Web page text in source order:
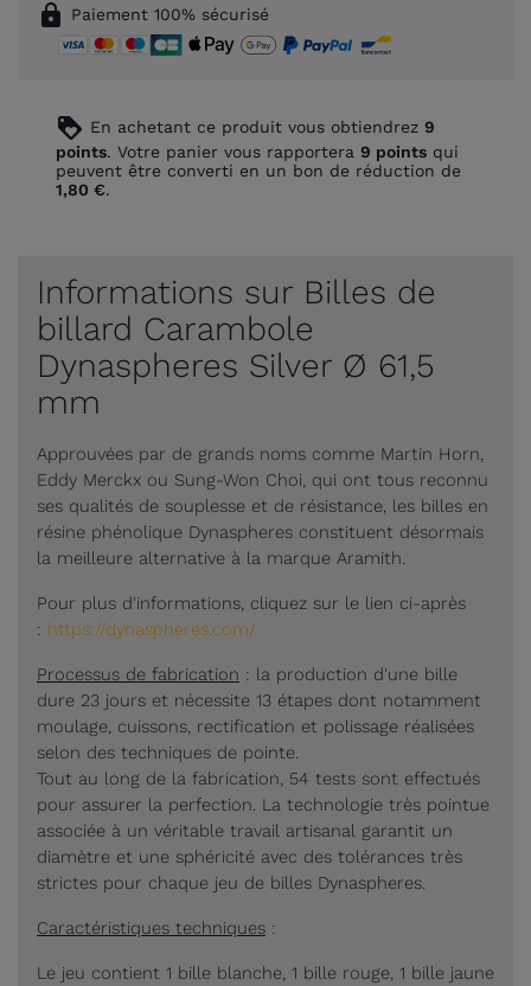
lock Paiement 100% sécurisé
loyalty En achetant ce produit vous obtiendrez 9
points. Votre panier vous rapportera 9 points qui
peuvent être converti en un bon de réduction de
1,80 €.
Informations sur Billes de
billard Carambole
Dynaspheres Silver Ø 61,5
mm
Approuvées par de grands noms comme Martin Horn,
Eddy Merckx ou Sung-Won Choi, qui ont tous reconnu
ses qualités de souplesse et de résistance, les billes en
résine phénolique Dynaspheres constituent désormais
la meilleure alternative à la marque Aramith.
Pour plus d'informations, cliquez sur le lien ci-après
: https://dynaspheres.com/
Processus de fabrication : la production d'une bille
dure 23 jours et nécessite 13 étapes dont notamment
moulage, cuissons, rectification et polissage réalisées
selon des techniques de pointe.
Tout au long de la fabrication, 54 tests sont effectués
pour assurer la perfection. La technologie très pointue
associée à un véritable travail artisanal garantit un
diamètre et une sphéricité avec des tolérances très
strictes pour chaque jeu de billes Dynaspheres.
Caractéristiques techniques :
Le jeu contient 1 bille blanche, 1 bille rouge, 1 bille jaune